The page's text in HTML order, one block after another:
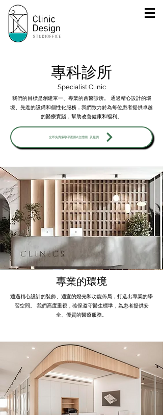
專科診所
Specialist Clinic
我們的目標是創建單一、專業的西醫診所。 通過精心設計的環
境、先進的設備和個性化服務，我們致力於為每位患者提供卓越
的醫療實踐，幫助改善健康和福利。
立即免費索取平面圖&立體圖, 及報價
專業的環境
通過精心設計的裝飾、適宜的燈光和功能佈局，打造出專業的學
習空間。 我們高度重視，確保遵守醫生標準，為患者提供安
全、優質的醫療服務。